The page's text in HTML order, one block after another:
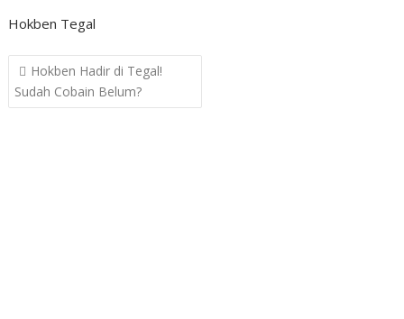
Hokben Tegal
Post
navigation
Hokben Hadir di Tegal!
Sudah Cobain Belum?